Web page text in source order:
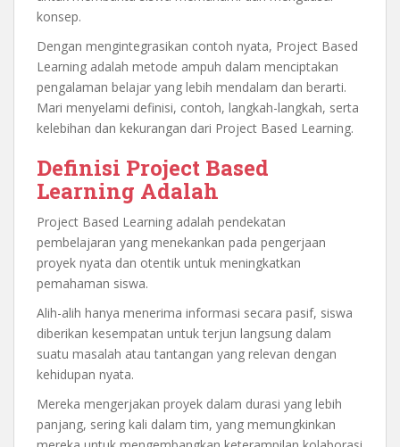
konsep.
Dengan mengintegrasikan contoh nyata, Project Based
Learning adalah metode ampuh dalam menciptakan
pengalaman belajar yang lebih mendalam dan berarti.
Mari menyelami definisi, contoh, langkah-langkah, serta
kelebihan dan kekurangan dari Project Based Learning.
Definisi Project Based
Learning Adalah
Project Based Learning adalah pendekatan
pembelajaran yang menekankan pada pengerjaan
proyek nyata dan otentik untuk meningkatkan
pemahaman siswa.
Alih-alih hanya menerima informasi secara pasif, siswa
diberikan kesempatan untuk terjun langsung dalam
suatu masalah atau tantangan yang relevan dengan
kehidupan nyata.
Mereka mengerjakan proyek dalam durasi yang lebih
panjang, sering kali dalam tim, yang memungkinkan